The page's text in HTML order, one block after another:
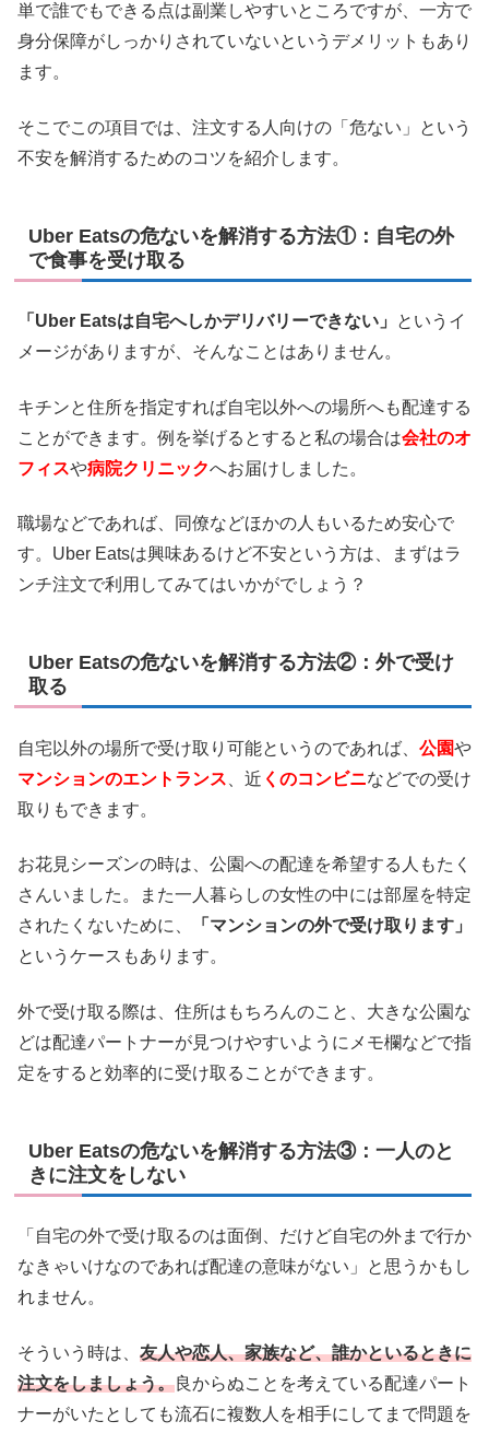
単で誰でもできる点は副業しやすいところですが、一方で
身分保障がしっかりされていないというデメリットもあり
ます。
そこでこの項目では、注文する人向けの「危ない」という
不安を解消するためのコツを紹介します。
Uber Eatsの危ないを解消する方法①：自宅の外
で食事を受け取る
「Uber Eatsは自宅へしかデリバリーできない」
というイ
メージがありますが、そんなことはありません。
キチンと住所を指定すれば自宅以外への場所へも配達する
ことができます。例を挙げるとすると私の場合は会社のオ
フィスや病院クリニックへお届けしました。
職場などであれば、同僚などほかの人もいるため安心で
す。Uber Eatsは興味あるけど不安という方は、まずはラ
ンチ注文で利用してみてはいかがでしょう？
Uber Eatsの危ないを解消する方法②：外で受け
取る
自宅以外の場所で受け取り可能というのであれば、 公園や
マンションのエントランス 、近 くのコンビニなどでの受け
取りもできます。
お花見シーズンの時は、公園への配達を希望する人もたく
さんいました。また一人暮らしの女性の中には部屋を特定
されたくないために、
「マンションの外で受け取ります」
というケースもあります。
外で受け取る際は、住所はもちろんのこと、大きな公園な
どは配達パートナーが見つけやすいようにメモ欄などで指
定をすると効率的に受け取ることができます。
Uber Eatsの危ないを解消する方法③：一人のと
きに注文をしない
「自宅の外で受け取るのは面倒、だけど自宅の外まで行か
なきゃいけなのであれば配達の意味がない」と思うかもし
れません。
そういう時は、 友人や恋人、家族など、誰かといるときに
注文をしましょう。良からぬことを考えている配達パート
ナーがいたとしても流石に複数人を相手にしてまで問題を